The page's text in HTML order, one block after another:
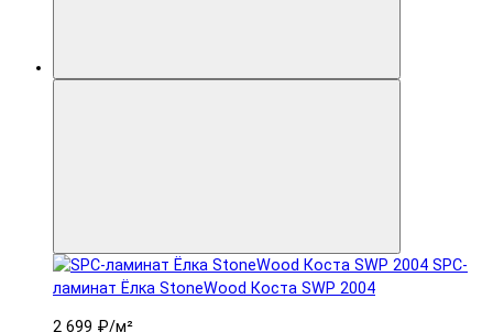
SPC-
ламинат Ëлка StoneWood Коста SWP 2004
2 699 ₽/м²